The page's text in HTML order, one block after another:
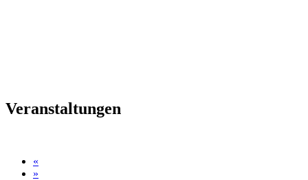
Veranstal­tungen
«
»